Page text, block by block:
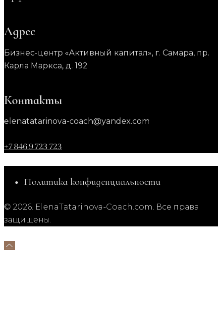
Адрес
Бизнес-центр «Активный капитал», г. Самара, пр.
Карла Маркса, д. 192
Контакты
elenatatarinova-coach@yandex.com
+7 846 9 723 723
Политика конфиденциальности
© 2026. ElenaTatarinova-Coach.com. Все права
защищены.